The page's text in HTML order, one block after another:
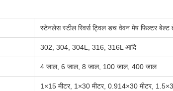
स्टेनलेस स्टील रिवर्स ट्विल डच वेवन मेष फिल्टर बेल्ट
302, 304, 304L, 316, 316L आदि
4 जाल, 6 जाल, 8 जाल, 100 जाल, 400 जाल
1×15 मीटर, 1×30 मीटर, 0.914×30 मीटर,